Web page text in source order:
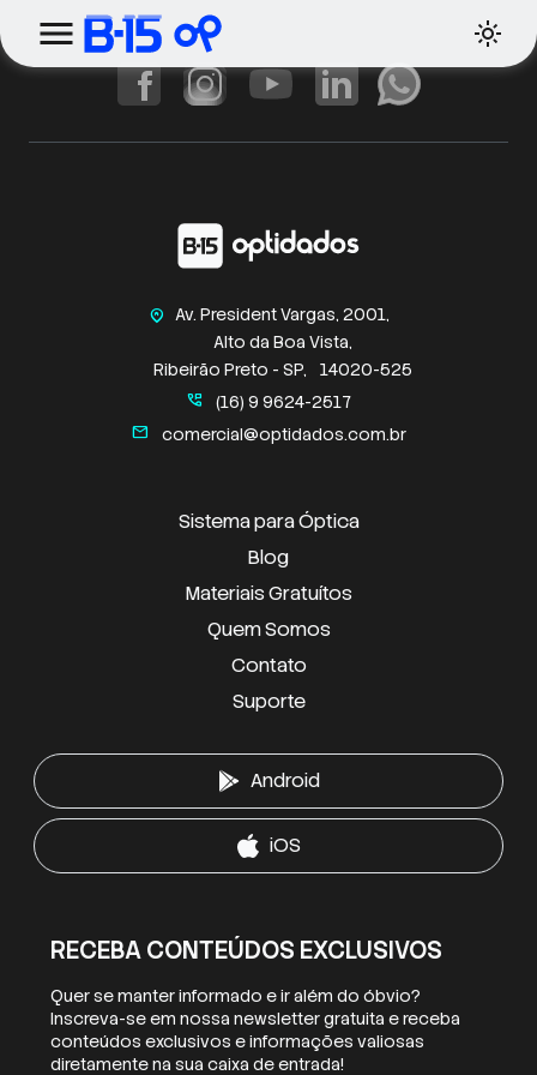
home_pin
Av. President Vargas, 2001,
Alto da Boa Vista,
Ribeirão Preto - SP,
14020-525
perm_phone_msg (16) 9 9624-2517
mail comercial@optidados.com.br
Sistema para Óptica
Blog
Materiais Gratuítos
Quem Somos
Contato
Suporte
RECEBA CONTEÚDOS EXCLUSIVOS
Quer se manter informado e ir além do óbvio?
Inscreva-se em nossa newsletter gratuita e receba
conteúdos exclusivos e informações valiosas
diretamente na sua caixa de entrada!
Android
iOS